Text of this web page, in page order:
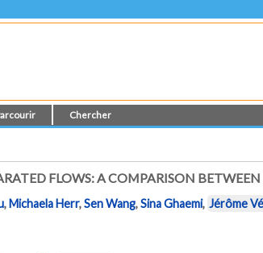
Chercher
FLOWS: A COMPARISON
,Michaela Herr,Sen Wang,Sina Ghaemi, Jérôme